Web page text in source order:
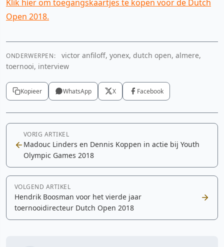
Klik hier om toegangskaartjes te kopen voor de Dutch
Open 2018.
ONDERWERPEN:
victor anfiloff, yonex, dutch open, almere,
toernooi, interview
Kopieer WhatsApp X Facebook
VORIG ARTIKEL
Madouc Linders en Dennis Koppen in actie bij Youth
Olympic Games 2018
VOLGEND ARTIKEL
Hendrik Boosman voor het vierde jaar
toernooidirecteur Dutch Open 2018